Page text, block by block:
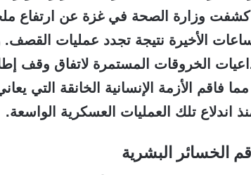
كشفت وزارة الصحة في غزة عن ارتفاع
الأخيرة نتيجة تجدد عمليات القصف.
الخروقات المستمرة لاتفاق وقف
فاقم الأزمة الإنسانية الخانقة التي
اندلاع تلك العمليات العسكرية الواسعة.
الخسائر البشرية